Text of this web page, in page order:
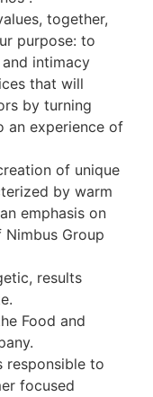
together,
purpose: to
intimacy
that will
by turning
an experience of
of unique
by warm
emphasis on
Group
results
Food and
responsible to
focused